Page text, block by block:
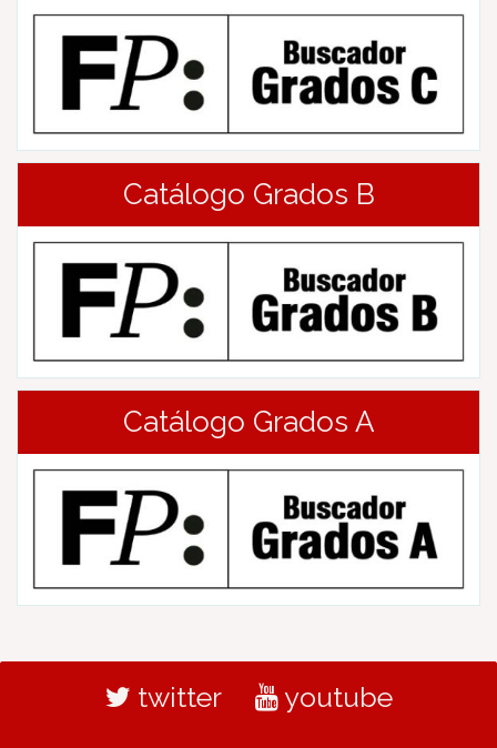
Catálogo Grados B
Catálogo Grados A
twitter youtube